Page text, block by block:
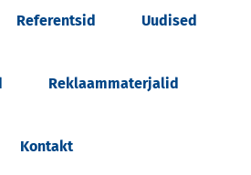
Referentsid Uudised
Reklaammaterjalid
Kontakt